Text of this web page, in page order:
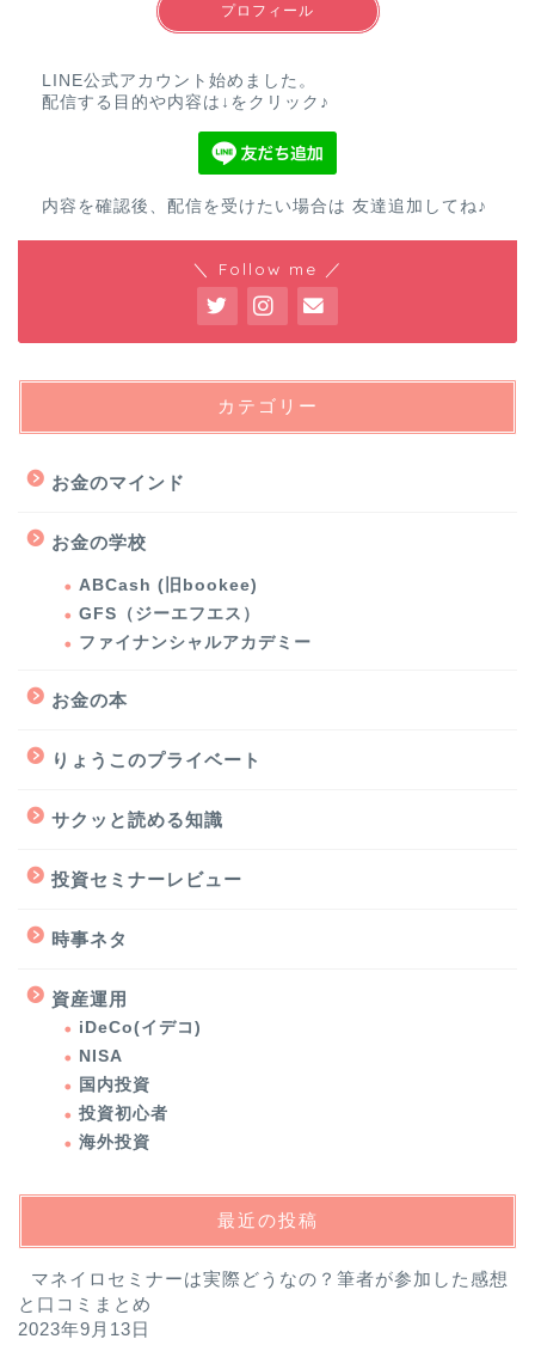
プロフィール
LINE公式アカウント始めました。
配信する目的や内容は↓をクリック♪
内容を確認後、配信を受けたい場合は 友達追加してね♪
＼ Follow me ／
カテゴリー
お金のマインド
お金の学校
ABCash (旧bookee)
GFS（ジーエフエス）
ファイナンシャルアカデミー
お金の本
りょうこのプライベート
サクッと読める知識
投資セミナーレビュー
時事ネタ
資産運用
iDeCo(イデコ)
NISA
国内投資
投資初心者
海外投資
最近の投稿
マネイロセミナーは実際どうなの？筆者が参加した感想
と口コミまとめ
2023年9月13日
「資産1,000万円越え投資
投資初心者・絶対に参加
した方がいいセミナーラ